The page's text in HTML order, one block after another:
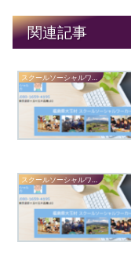
関連記事
スクールソーシャルワーカーだより